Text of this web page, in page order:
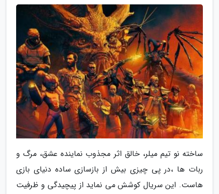
ساخته نو تیم میلر، خالق اثر مجذوب نماینده عشق، مرگ و
ربات ها ،در پی چیزی بیش از بازسازی ساده دنیای بازی
هاست. این سریال کوشش می نماید از پیچیدگی و ظرفیت